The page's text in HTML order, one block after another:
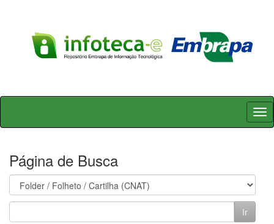
Skip
Página de Busca